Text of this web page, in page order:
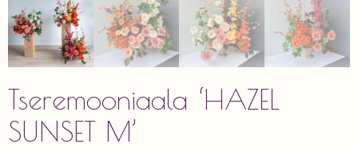
Tseremooniaala ‘HAZEL
SUNSET M’